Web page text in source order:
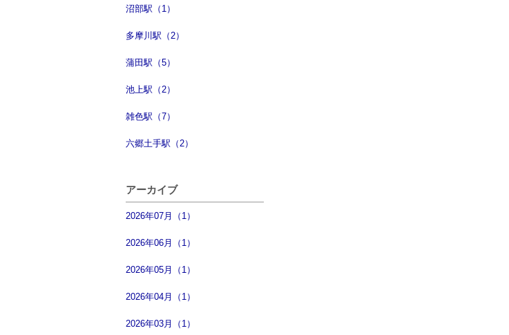
沼部駅（1）
多摩川駅（2）
蒲田駅（5）
池上駅（2）
雑色駅（7）
六郷土手駅（2）
アーカイブ
2026年07月（1）
2026年06月（1）
2026年05月（1）
2026年04月（1）
2026年03月（1）